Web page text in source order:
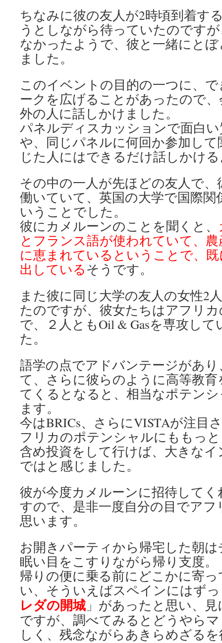
ちなみに彼の友人が2時頃到着す
うとしながら待っていたのです
なかったようで、彼と一緒にと
ました。
このイベントの目的の一つに、
ークを広げることがあったので
外の人に話しかけました。
パネルディスカッションで面白
や、同じパネルに何回か参加し
じた人にはできるだけ話しかけ
その中の一人が先ほどの友人で
働いていて、英国の大学で国際
いうことでした。
彼にカメルーンのことを聞くと、
とフランス語が使われていて、
に恵まれているということで、
出しているそうです。
また彼に同じ大学の友人の女性2
たのですが、彼女たちはアフリ
で、２人ともOil & Gasを専攻し
た。
語学の点でアドバンテージがあ
て、さらに彼らのように高等教
てくるとなると、相当なポテン
ます。
今はBRICs、さらにVISTAが注目
フリカのポテンシャルにももっ
含め投資をして行けば、大きな
ではと感じました。
彼が今度カメルーンに招待して
すので、是非一度自分の目でア
思います。
お開きパーティから帰宅した朝
眠い目をこすりながら帰り支度。
帰りの便に乗る前にどこかに寄
い、そういえばスペインにはず
レダの開城 」があったと思い、
ですが、調べてみるとどうやら
しく、残念ながらあきらめざる